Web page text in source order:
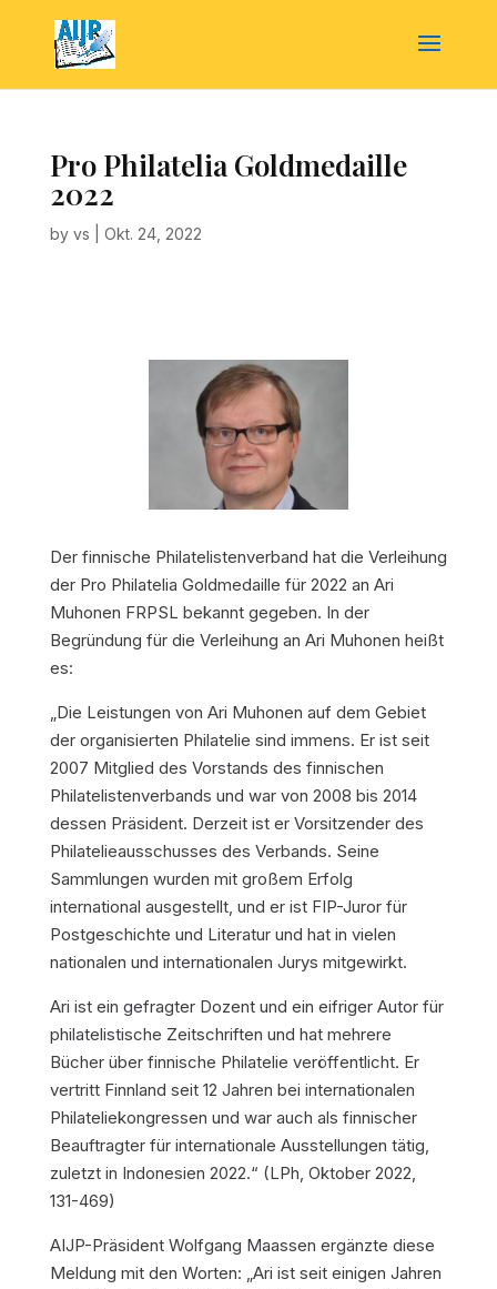
Pro Philatelia Goldmedaille
2022
by vs Okt. 24, 2022
Der finnische Philatelistenverband hat die Verleihung
der Pro Philatelia Goldmedaille für 2022 an Ari
Muhonen FRPSL bekannt gegeben. In der
Begründung für die Verleihung an Ari Muhonen heißt
es:
„Die Leistungen von Ari Muhonen auf dem Gebiet
der organisierten Philatelie sind immens. Er ist seit
2007 Mitglied des Vorstands des finnischen
Philatelistenverbands und war von 2008 bis 2014
dessen Präsident. Derzeit ist er Vorsitzender des
Philatelieausschusses des Verbands. Seine
Sammlungen wurden mit großem Erfolg
international ausgestellt, und er ist FIP-Juror für
Postgeschichte und Literatur und hat in vielen
nationalen und internationalen Jurys mitgewirkt.
Ari ist ein gefragter Dozent und ein eifriger Autor für
philatelistische Zeitschriften und hat mehrere
Bücher über finnische Philatelie veröffentlicht. Er
vertritt Finnland seit 12 Jahren bei internationalen
Philateliekongressen und war auch als finnischer
Beauftragter für internationale Ausstellungen tätig,
zuletzt in Indonesien 2022.“ (LPh, Oktober 2022,
131-469)
AIJP-Präsident Wolfgang Maassen ergänzte diese
Meldung mit den Worten: „Ari ist seit einigen Jahren